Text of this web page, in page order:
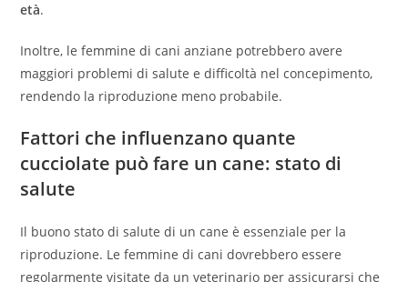
età.
Inoltre, le femmine di cani anziane potrebbero avere
maggiori problemi di salute e difficoltà nel concepimento,
rendendo la riproduzione meno probabile.
Fattori che influenzano quante
cucciolate può fare un cane: stato di
salute
Il buono stato di salute di un cane è essenziale per la
riproduzione. Le femmine di cani dovrebbero essere
regolarmente visitate da un veterinario per assicurarsi che